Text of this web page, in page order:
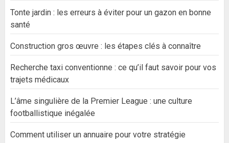
Tonte jardin : les erreurs à éviter pour un gazon en bonne
santé
Construction gros œuvre : les étapes clés à connaître
Recherche taxi conventionne : ce qu’il faut savoir pour vos
trajets médicaux
L’âme singulière de la Premier League : une culture
footballistique inégalée
Comment utiliser un annuaire pour votre stratégie